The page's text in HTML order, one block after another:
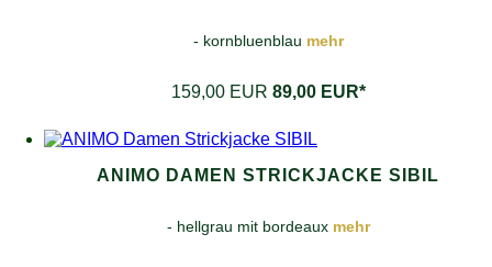
- kornbluenblau mehr
159,00 EUR 89,00 EUR*
ANIMO DAMEN STRICKJACKE SIBIL
- hellgrau mit bordeaux mehr